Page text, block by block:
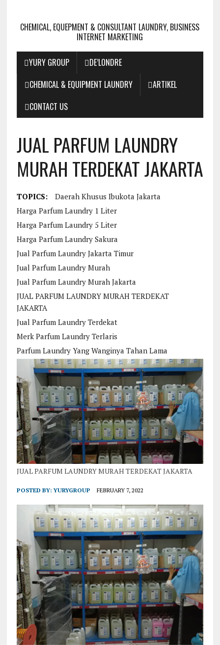
CHEMICAL, EQUEPMENT & CONSULTANT LAUNDRY, BUSINESS
INTERNET MARKETING
YURY GROUP
DE’LONDRE
CHEMICAL & EQUIPMENT LAUNDRY
ARTIKEL
CONTACT US
JUAL PARFUM LAUNDRY
MURAH TERDEKAT JAKARTA
TOPICS:
Daerah Khusus Ibukota Jakarta
Harga Parfum Laundry 1 Liter
Harga Parfum Laundry 5 Liter
Harga Parfum Laundry Sakura
Jual Parfum Laundry Jakarta Timur
Jual Parfum Laundry Murah
Jual Parfum Laundry Murah Jakarta
JUAL PARFUM LAUNDRY MURAH TERDEKAT
JAKARTA
Jual Parfum Laundry Terdekat
Merk Parfum Laundry Terlaris
Parfum Laundry Yang Wanginya Tahan Lama
JUAL PARFUM LAUNDRY MURAH TERDEKAT JAKARTA
POSTED BY:YURYGROUP FEBRUARY 7, 2022